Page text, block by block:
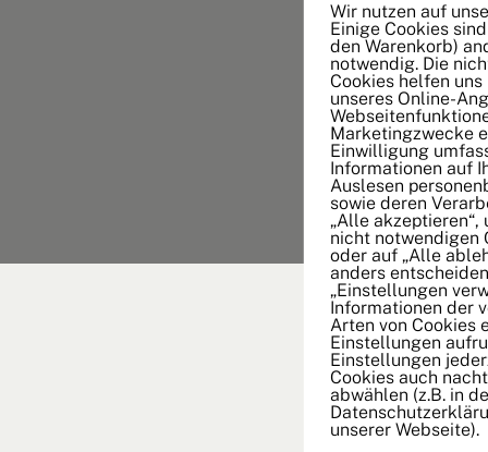
Wir nutzen auf
Einige Cookies
den Warenkorb)
notwendig. Die
Cookies helfen
unseres Online-
Marketingzwecke
Einwilligung
Informationen auf
Auslesen
sowie deren
„Alle akzeptieren“,
nicht notwendigen
oder auf „Alle
anders
„Einstellungen
Informationen der
Arten von Cookies
Einstellungen
Einstellungen
Cookies auch
abwählen (z.B. in
unserer Webseite).